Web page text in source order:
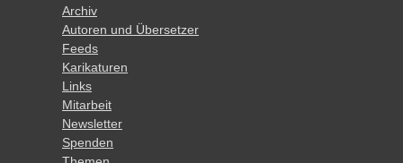
Archiv
Autoren und Übersetzer
Feeds
Karikaturen
Links
Mitarbeit
Newsletter
Spenden